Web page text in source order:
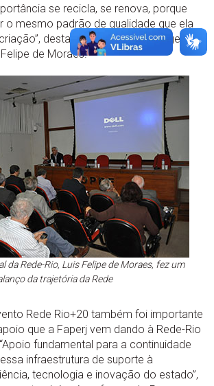
se recicla, se renova, porque
o mesmo padrão de qualidade que ela
destacou o coordenador geral
de Moraes.
da Rede-Rio, Luis Felipe de Moraes, fez um
da trajetória da Rede
Rede Rio+20 também foi importante
que a Faperj vem dando à Rede-Rio
fundamental para a continuidade
infraestrutura de suporte à
tecnologia e inovação do estado”,